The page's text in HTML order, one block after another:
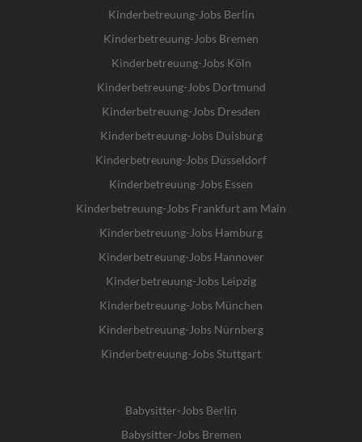
Kinderbetreuung-Jobs Berlin
Kinderbetreuung-Jobs Bremen
Kinderbetreuung-Jobs Köln
Kinderbetreuung-Jobs Dortmund
Kinderbetreuung-Jobs Dresden
Kinderbetreuung-Jobs Duisburg
Kinderbetreuung-Jobs Düsseldorf
Kinderbetreuung-Jobs Essen
Kinderbetreuung-Jobs Frankfurt am Main
Kinderbetreuung-Jobs Hamburg
Kinderbetreuung-Jobs Hannover
Kinderbetreuung-Jobs Leipzig
Kinderbetreuung-Jobs München
Kinderbetreuung-Jobs Nürnberg
Kinderbetreuung-Jobs Stuttgart
Babysitter-Jobs Berlin
Babysitter-Jobs Bremen